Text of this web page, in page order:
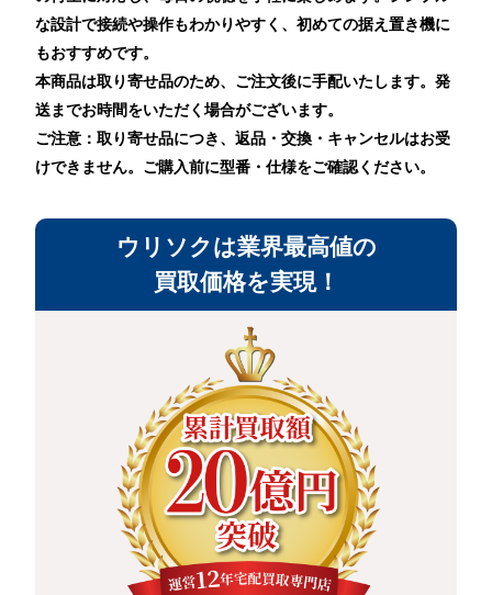
な設計で接続や操作もわかりやすく、初めての据え置き機に
もおすすめです。
本商品は取り寄せ品のため、ご注文後に手配いたします。発
送までお時間をいただく場合がございます。
ご注意：取り寄せ品につき、返品・交換・キャンセルはお受
けできません。ご購入前に型番・仕様をご確認ください。
ウリソクは業界最高値の
買取価格を実現！